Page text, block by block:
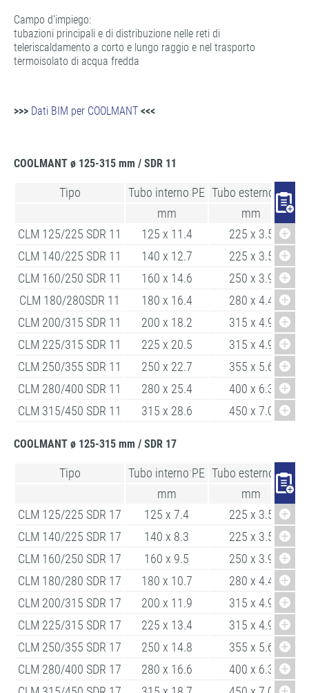
Campo d’impiego:
tubazioni principali e di distribuzione nelle reti di
teleriscaldamento a corto e lungo raggio e nel trasporto
termoisolato di acqua fredda
>>> Dati BIM per COOLMANT <<<
COOLMANT ø 125-315 mm / SDR 11
Tipo Tubo interno PE Tubo esterno PE
mm
mm
CLM 125/225 SDR 11
125 x 11.4
225 x 3.5
CLM 140/225 SDR 11
140 x 12.7
225 x 3.5
CLM 160/250 SDR 11
160 x 14.6
250 x 3.9
CLM 180/280SDR 11
180 x 16.4
280 x 4.4
CLM 200/315 SDR 11
200 x 18.2
315 x 4.9
CLM 225/315 SDR 11
225 x 20.5
315 x 4.9
CLM 250/355 SDR 11
250 x 22.7
355 x 5.6
CLM 280/400 SDR 11
280 x 25.4
400 x 6.3
CLM 315/450 SDR 11
315 x 28.6 450 x 7.0
COOLMANT ø 125-315 mm / SDR 17
Tipo Tubo interno PE Tubo esterno PE
mm
mm
CLM 125/225 SDR 17
125 x 7.4
225 x 3.5
CLM 140/225 SDR 17
140 x 8.3
225 x 3.5
CLM 160/250 SDR 17
160 x 9.5
250 x 3.9
CLM 180/280 SDR 17
180 x 10.7
280 x 4.4
CLM 200/315 SDR 17
200 x 11.9
315 x 4.9
CLM 225/315 SDR 17
225 x 13.4
315 x 4.9
CLM 250/355 SDR 17
250 x 14.8
355 x 5.6
CLM 280/400 SDR 17
280 x 16.6
400 x 6.3